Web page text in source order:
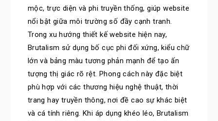
mộc, trực diện và phi truyền thống, giúp website
nổi bật giữa môi trường số đầy cạnh tranh.
Trong xu hướng thiết kế website hiện nay,
Brutalism sử dụng bố cục phi đối xứng, kiểu chữ
lớn và bảng màu tương phản mạnh để tạo ấn
tượng thị giác rõ rệt. Phong cách này đặc biệt
phù hợp với các thương hiệu nghệ thuật, thời
trang hay truyền thông, nơi đề cao sự khác biệt
và cá tính riêng. Khi áp dụng khéo léo, Brutalism